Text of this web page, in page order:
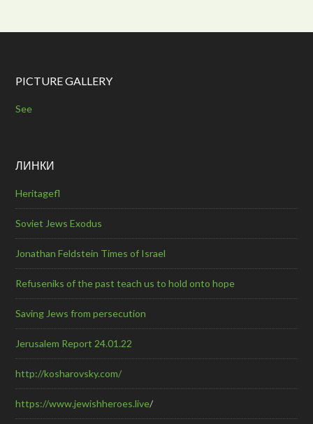
PICTURE GALLERY
See
ЛИНКИ
Heritagefl
Soviet Jews Exodus
Jonathan Feldstein Times of Israel
Refuseniks of the past teach us to hold onto hope
Saving Jews from persecution
Jerusalem Report 24.01.22
http://kosharovsky.com/
https://www.jewishheroes.live/